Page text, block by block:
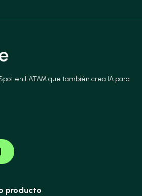
en LATAM que también crea IA para
producto